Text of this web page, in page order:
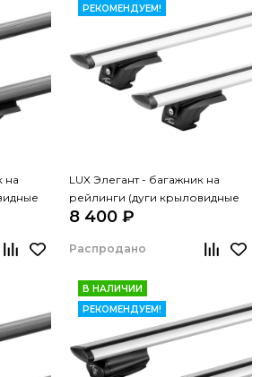
на
РЕКОМЕНДУЕМ!
LUX Элегант - багажник на
рейлинги (дуги крыловидные
серые, 1,3м)
8 400 ₽
Распродано
В НАЛИЧИИ
РЕКОМЕНДУЕМ!